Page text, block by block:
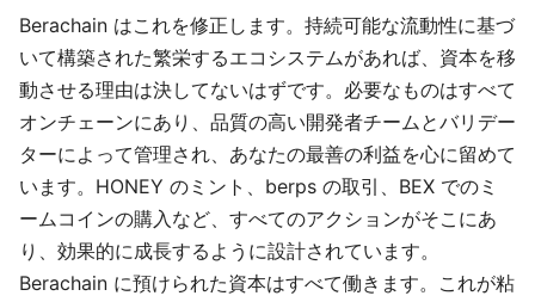
Berachain はこれを修正します。持続可能な流動性に基づ
いて構築された繁栄するエコシステムがあれば、資本を移
動させる理由は決してないはずです。必要なものはすべて
オンチェーンにあり、品質の高い開発者チームとバリデー
ターによって管理され、あなたの最善の利益を心に留めて
います。HONEY のミント、berps の取引、BEX でのミ
ームコインの購入など、すべてのアクションがそこにあ
り、効果的に成長するように設計されています。
Berachain に預けられた資本はすべて働きます。これが粘